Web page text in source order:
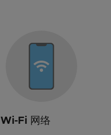
Wi-Fi 网络